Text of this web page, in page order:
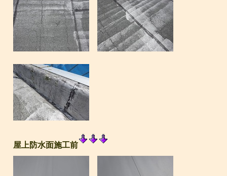
屋上防水面施工前